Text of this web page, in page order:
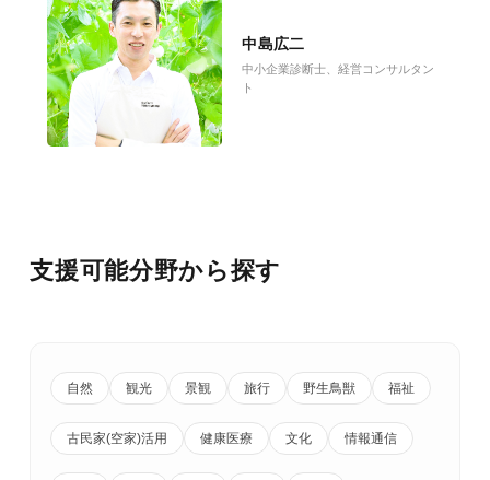
中島広二
中小企業診断士、経営コンサルタン
ト
支援可能分野から探す
自然 観光 景観 旅行 野生鳥獣 福祉
古民家(空家)活用 健康医療 文化 情報通信